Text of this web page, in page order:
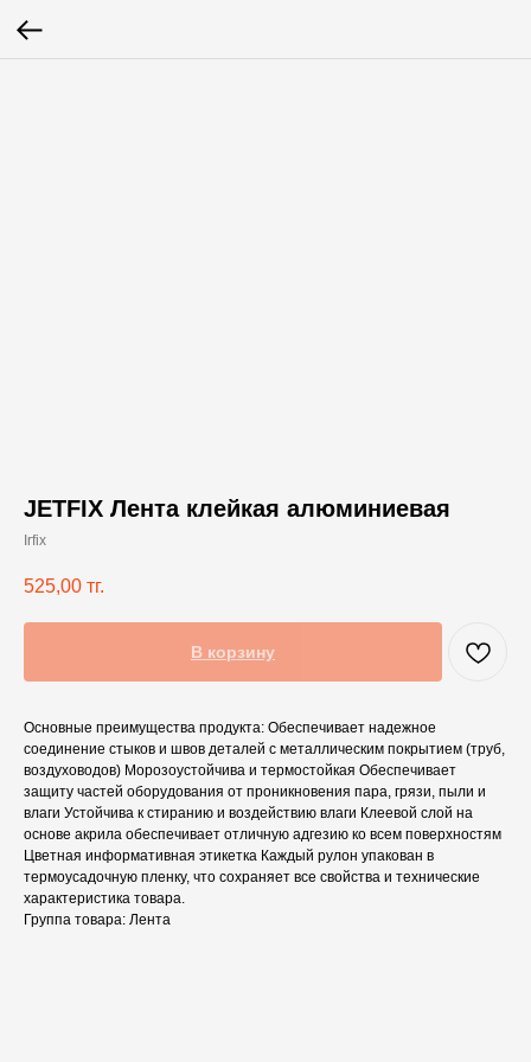
JETFIX Лента клейкая алюминиевая
Irfix
525,00 тг.
В корзину
Основные преимущества продукта: Обеспечивает надежное
соединение стыков и швов деталей с металлическим покрытием (труб,
воздуховодов) Морозоустойчива и термостойкая Обеспечивает
защиту частей оборудования от проникновения пара, грязи, пыли и
влаги Устойчива к стиранию и воздействию влаги Клеевой слой на
основе акрила обеспечивает отличную адгезию ко всем поверхностям
Цветная информативная этикетка Каждый рулон упакован в
термоусадочную пленку, что сохраняет все свойства и технические
характеристика товара.
Группа товара: Лента